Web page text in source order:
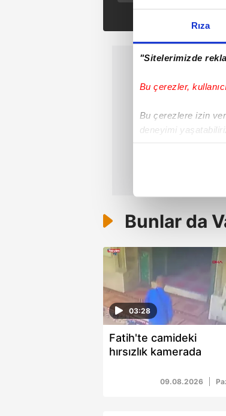
Rıza
"Sitelerimizde
Bu çerezler,
Bu çerezlere izin
deneyimi
Sizlere daha iyi bir
çerezler
reklam/pazarlama
Çerezlere ilişkin
butonuna
mevzuata uygun
Bunlar da
03:28
Fatih'te camideki
hırsızlık kamerada
09.08.2026